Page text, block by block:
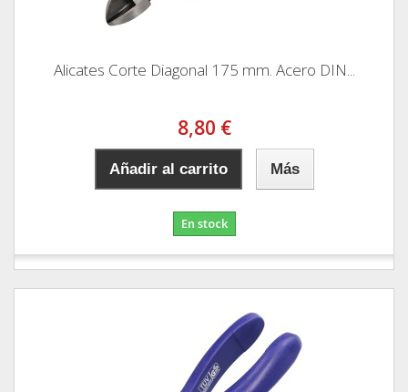
Alicates Corte Diagonal 175 mm. Acero DIN...
8,80 €
Añadir al carrito Más
En stock